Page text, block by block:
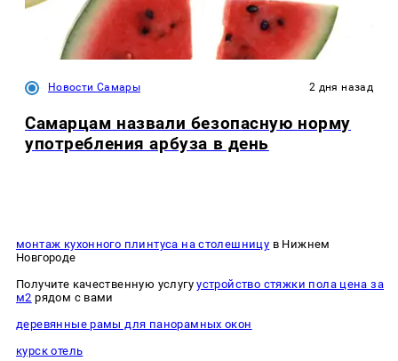
Новости Самары 2 дня назад
Самарцам назвали безопасную норму
употребления арбуза в день
монтаж кухонного плинтуса на столешницу в Нижнем
Новгороде
Получите качественную услугуустройство стяжки пола цена за
м2 рядом с вами
деревянные рамы для панорамных окон
курск отель